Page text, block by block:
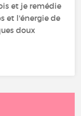
et je remédie
et l'énergie de
doux